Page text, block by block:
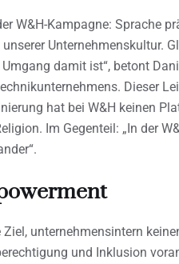
W&H-Kampagne: Sprache
Unternehmenskultur.
damit ist“, betont
Dieser
hat bei W&H keinen
Im Gegenteil: „In der
Ziel, unternehmensintern
und Inklusion